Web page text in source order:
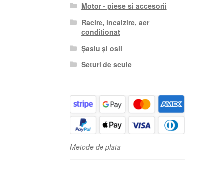
Motor - piese si accesorii
Racire, incalzire, aer
conditionat
Șasiu și osii
Seturi de scule
Metode de plata